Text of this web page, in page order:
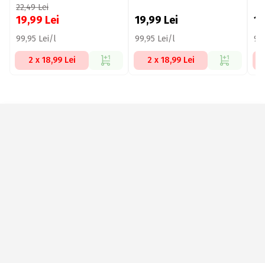
activ, Cellufight, 200ml
22,49Lei
19,99 Lei
99,95 Lei/l
2 x 18,99 Lei
19,99 Lei
99,95 Lei/l
2 x 18,99 Lei